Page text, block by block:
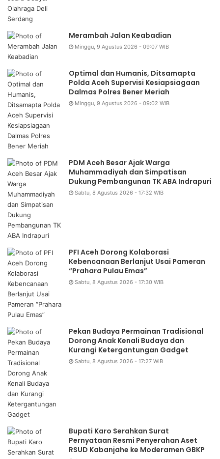
Merambah Jalan Keabadian
Minggu, 9 Agustus 2026 - 09:07 WIB
Optimal dan Humanis, Ditsamapta
Polda Aceh Supervisi Kesiapsiagaan
Dalmas Polres Bener Meriah
Minggu, 9 Agustus 2026 - 09:02 WIB
PDM Aceh Besar Ajak Warga
Muhammadiyah dan Simpatisan
Dukung Pembangunan TK ABA Indrapuri
Sabtu, 8 Agustus 2026 - 17:32 WIB
PFI Aceh Dorong Kolaborasi
Kebencanaan Berlanjut Usai Pameran
“Prahara Pulau Emas”
Sabtu, 8 Agustus 2026 - 17:30 WIB
Pekan Budaya Permainan Tradisional
Dorong Anak Kenali Budaya dan
Kurangi Ketergantungan Gadget
Sabtu, 8 Agustus 2026 - 17:27 WIB
Bupati Karo Serahkan Surat
Pernyataan Resmi Penyerahan Aset
RSUD Kabanjahe ke Moderamen GBKP